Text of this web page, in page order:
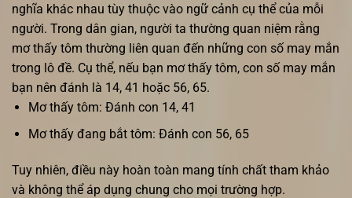
nghĩa khác nhau tùy thuộc vào ngữ cảnh cụ thể của mỗi
người. Trong dân gian, người ta thường quan niệm rằng
mơ thấy tôm thường liên quan đến những con số may mắn
trong lô đề. Cụ thể, nếu bạn mơ thấy tôm, con số may mắn
bạn nên đánh là 14, 41 hoặc 56, 65.
Mơ thấy tôm: Đánh con 14, 41
Mơ thấy đang bắt tôm: Đánh con 56, 65
Tuy nhiên, điều này hoàn toàn mang tính chất tham khảo
và không thể áp dụng chung cho mọi trường hợp.